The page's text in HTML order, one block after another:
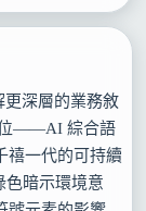
更深層的業務敘
位——AI 綜合語
禧一代的可持續
色暗示環境意